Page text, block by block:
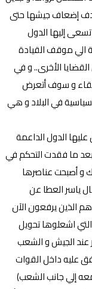
إضعاف جيشها حتى
إليها الدول
الي موقف القيادة
الأخرى.. و في
و سوف أتعرض
في البلاد و هي
الدول الداعمة
بعد ما فقدت التحكم في
و أصبحت عناصرها
ياسر العطا عن
الذين يرفعون الآن
اشعلوها تحويل
عند الجيش و الشعب
عليه داخل القوات
إلي جانب الشعب)